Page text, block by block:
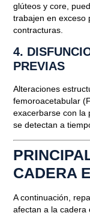
glúteos y core,
trabajen en exceso
contracturas.
4.
PREVIAS
Alteraciones
femoroacetabular
exacerbarse con la
se detectan a
CADERA
A continuación,
afectan a la cadera